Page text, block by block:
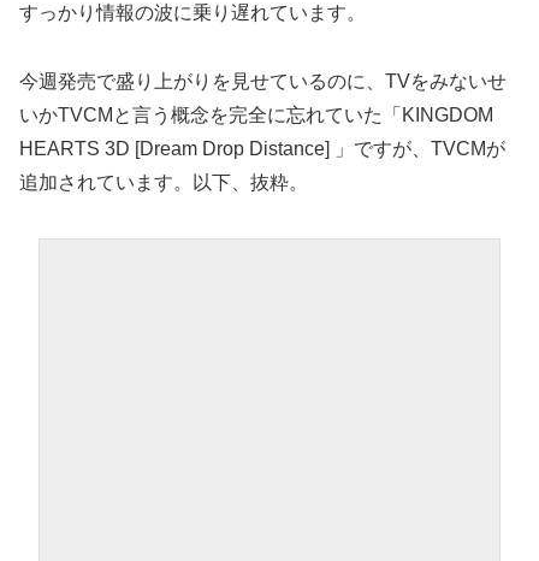
すっかり情報の波に乗り遅れています。
今週発売で盛り上がりを見せているのに、TVをみないせ
いかTVCMと言う概念を完全に忘れていた「KINGDOM
HEARTS 3D [Dream Drop Distance] 」ですが、TVCMが
追加されています。以下、抜粋。